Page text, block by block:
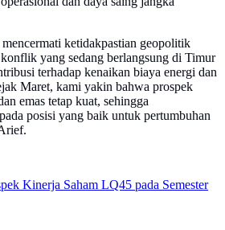
ketidakpastian geopolitik
yang sedang berlangsung di Timur
terhadap kenaikan biaya energi dan
Maret, kami yakin bahwa prospek
emas tetap kuat, sehingga
posisi yang baik untuk pertumbuhan
Kinerja Saham LQ45 pada Semester